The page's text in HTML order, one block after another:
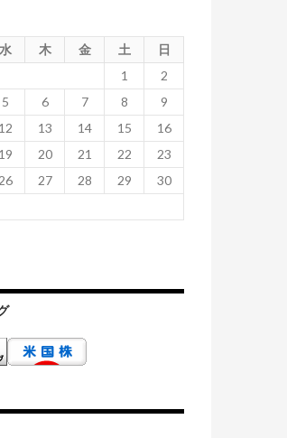
水 木 金 土
日
1
2
5 6 7 8
9
12 13 14 15
16
19 20 21 22
23
26 27 28 29
30